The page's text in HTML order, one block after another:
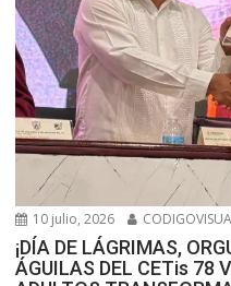
10 julio, 2026
¡DÍA DE LÁGRIMAS,
ÁGUILAS DEL CETis 78